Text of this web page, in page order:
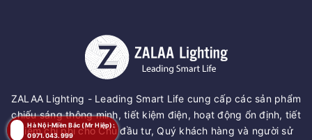
ZALAA Lighting - Leading Smart Life cung cấp các sản phẩm
chiếu sáng thông minh, tiết kiệm điện, hoạt động ổn định, tiết
kiệm chi phí cho Chủ đầu tư, Quý khách hàng và người sử
Hà Nội-Miền Bắc (Mr Hiệp):
0971.043.999